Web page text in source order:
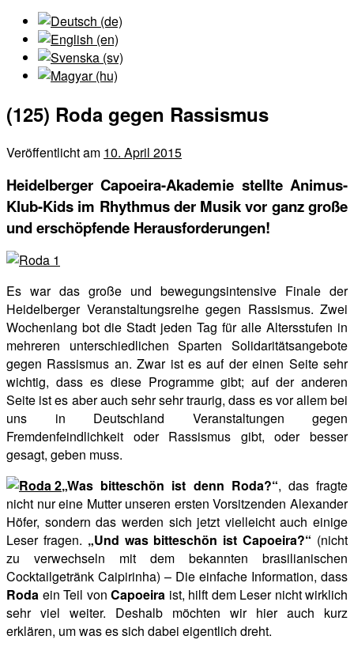
(125) Roda gegen Rassismus
Veröffentlicht am 10. April 2015
Heidelberger Capoeira-Akademie stellte Animus-
Klub-Kids im Rhythmus der Musik vor ganz große
und erschöpfende Herausforderungen!
Es war das große und bewegungsintensive Finale der
Heidelberger Veranstaltungsreihe gegen Rassismus. Zwei
Wochenlang bot die Stadt jeden Tag für alle Altersstufen in
mehreren unterschiedlichen Sparten Solidaritätsangebote
gegen Rassismus an. Zwar ist es auf der einen Seite sehr
wichtig, dass es diese Programme gibt; auf der anderen
Seite ist es aber auch sehr sehr traurig, dass es vor allem bei
uns in Deutschland Veranstaltungen gegen
Fremdenfeindlichkeit oder Rassismus gibt, oder besser
gesagt, geben muss.
„Was bitteschön ist denn Roda?“, das fragte
nicht nur eine Mutter unseren ersten Vorsitzenden Alexander
Höfer, sondern das werden sich jetzt vielleicht auch einige
Leser fragen. „Und was bitteschön ist Capoeira?“ (nicht
zu verwechseln mit dem bekannten brasilianischen
Cocktailgetränk Caipirinha) – Die einfache Information, dass
Roda ein Teil von Capoeira ist, hilft dem Leser nicht wirklich
sehr viel weiter. Deshalb möchten wir hier auch kurz
erklären, um was es sich dabei eigentlich dreht.